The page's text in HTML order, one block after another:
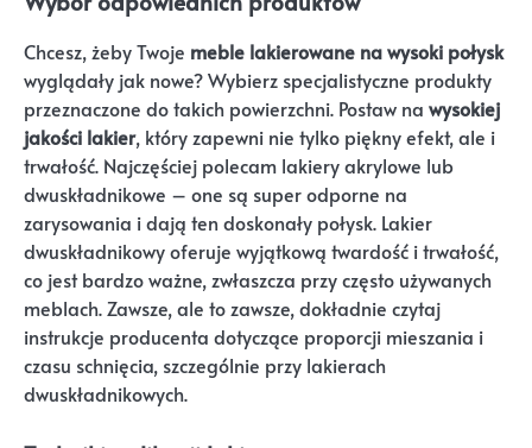
Chcesz, żeby Twoje meble lakierowane na wysoki połysk
wyglądały jak nowe? Wybierz specjalistyczne produkty
przeznaczone do takich powierzchni. Postaw na wysokiej
jakości lakier, który zapewni nie tylko piękny efekt, ale i
trwałość. Najczęściej polecam lakiery akrylowe lub
dwuskładnikowe – one są super odporne na
zarysowania i dają ten doskonały połysk. Lakier
dwuskładnikowy oferuje wyjątkową twardość i trwałość,
co jest bardzo ważne, zwłaszcza przy często używanych
meblach. Zawsze, ale to zawsze, dokładnie czytaj
instrukcje producenta dotyczące proporcji mieszania i
czasu schnięcia, szczególnie przy lakierach
dwuskładnikowych.